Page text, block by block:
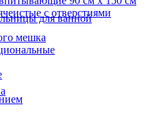
с отверстиями
мешка
для ванной